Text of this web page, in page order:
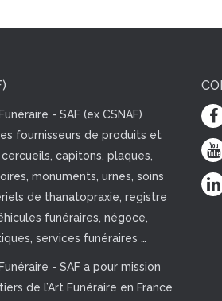
- SAF (ex CSNAF)
fournisseurs de produits et
capitons, plaques,
monuments, urnes, soins
de thanatopraxie, registre
funéraires, négoce,
services funéraires …
- SAF a pour mission
de l’Art Funéraire en France